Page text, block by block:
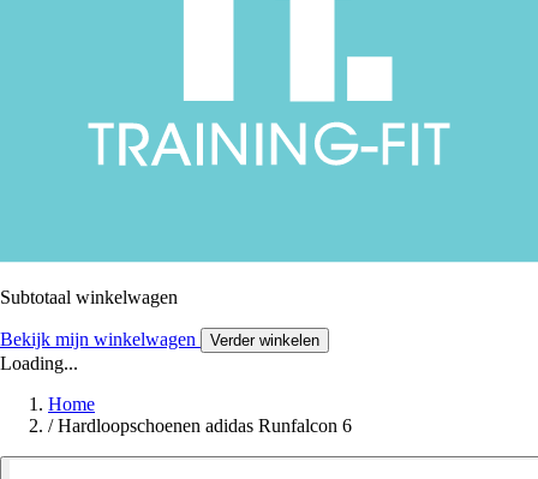
Subtotaal winkelwagen
Bekijk mijn winkelwagen Verder winkelen
Loading...
Home
/ Hardloopschoenen adidas Runfalcon 6